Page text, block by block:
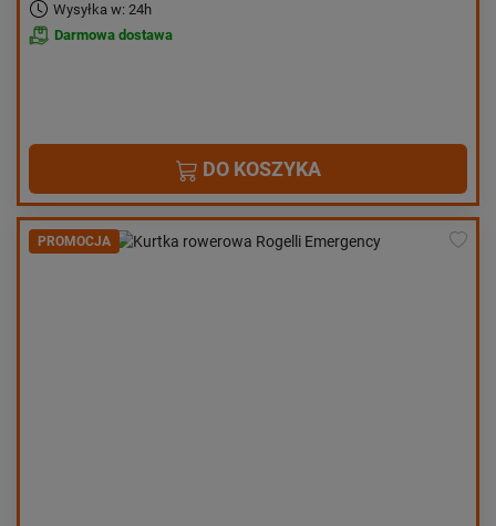
Wysyłka w: 24h
Darmowa dostawa
DO KOSZYKA
PROMOCJA